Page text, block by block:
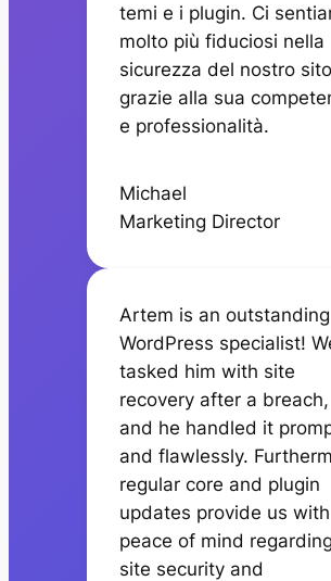
temi e i plugin. Ci
molto più fiduciosi nella
sicurezza del nostro sito
grazie alla sua
e professionalità.
Michael
Marketing Director
Artem is an outstanding
WordPress specialist!
tasked him with site
recovery after a breach,
and he handled it
and flawlessly.
regular core and plugin
updates provide us with
peace of mind regarding
site security and